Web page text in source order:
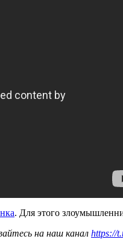
. Для этого
на наш канал https://